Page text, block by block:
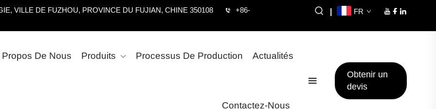
VILLE DE FUZHOU, PROVINCE DU FUJIAN, CHINE 350108 +86- FR
Propos De Nous Produits Processus De Production Actualités
Contactez-Nous
Obtenir un
devis